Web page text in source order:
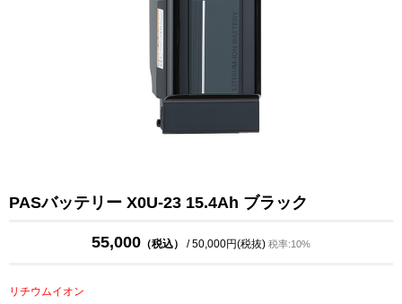
PASバッテリー X0U-23 15.4Ah ブラック
55,000 （税込） / 50,000円(税抜) 税率:10%
リチウムイオン